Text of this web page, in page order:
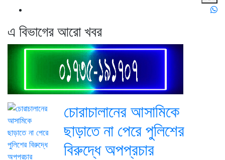
এ বিভাগের আরো খবর
চোরাচালানের আসামিকে
ছাড়াতে না পেরে পুলিশের
বিরুদ্ধে অপপ্রচার